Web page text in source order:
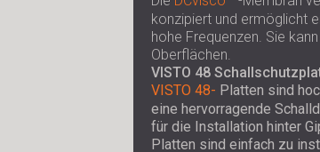
konzipiert und ermöglicht
hohe Frequenzen. Sie
Oberflächen.
VISTO 48
VISTO 48- Platten sind
eine hervorragende
für die Installation hinter
Platten sind einfach zu